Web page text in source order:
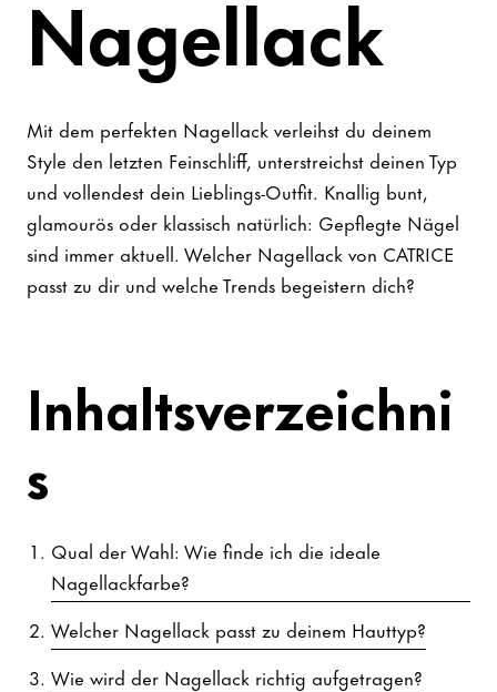
Nagellack
Mit dem perfekten Nagellack verleihst du deinem
Style den letzten Feinschliff, unterstreichst deinen Typ
und vollendest dein Lieblings-Outfit. Knallig bunt,
glamourös oder klassisch natürlich: Gepflegte Nägel
sind immer aktuell. Welcher Nagellack von CATRICE
passt zu dir und welche Trends begeistern dich?
Inhaltsverzeichni
s
Qual der Wahl: Wie finde ich die ideale
Nagellackfarbe?
Welcher Nagellack passt zu deinem Hauttyp?
Wie wird der Nagellack richtig aufgetragen?